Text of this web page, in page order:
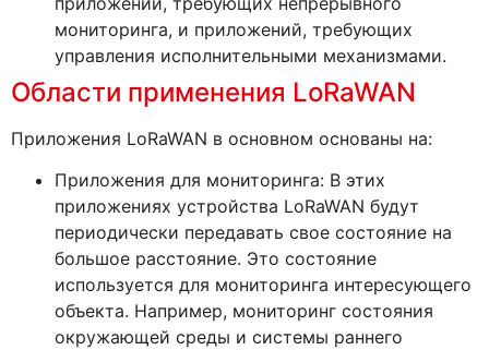
мониторинга, и приложений, требующих
управления исполнительными механизмами.
Области применения LoRaWAN
Приложения LoRaWAN в основном основаны на:
Приложения для мониторинга: В этих
приложениях устройства LoRaWAN будут
периодически передавать свое состояние на
большое расстояние. Это состояние
используется для мониторинга интересующего
объекта. Например, мониторинг состояния
окружающей среды и системы раннего